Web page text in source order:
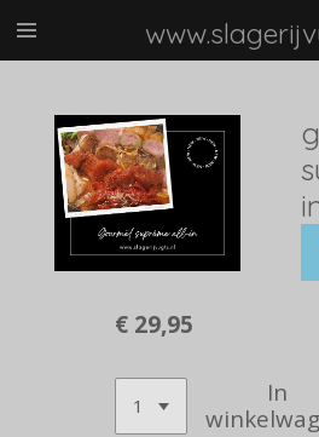
Ga
hoofdinhoud
€ 29,95
In